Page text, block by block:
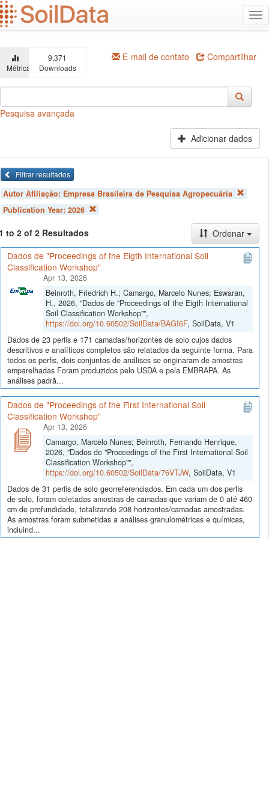
Ir
para
o
principal
Métricas
9,371
Downloads
E-mail de contato Compartilhar
Pesquisa avançada
Adicionar dados
Filtrar resultados
Autor Afiliação: Empresa Brasileira de Pesquisa Agropecuária
Publication Year: 2026
to 2 of 2 Resultados
Ordenar
Dados de "Proceedings of the Eigth International Soil
Classification Workshop"
Apr 13, 2026
Beinroth, Friedrich H.; Camargo, Marcelo Nunes; Eswaran,
H., 2026, "Dados de "Proceedings of the Eigth International
Soil Classification Workshop"",
https://doi.org/10.60502/SoilData/BAGI6F, SoilData, V1
Dados de 23 perfis e 171 camadas/horizontes de solo cujos dados
descritivos e analíticos completos são relatados da seguinte forma. Para
todos os perfis, dois conjuntos de análises se originaram de amostras
emparelhadas Foram produzidos pelo USDA e pela EMBRAPA. As
análises padrã...
Dados de "Proceedings of the First International Soil
Classification Workshop"
Apr 13, 2026
Camargo, Marcelo Nunes; Beinroth, Fernando Henrique,
2026, "Dados de "Proceedings of the First International Soil
Classification Workshop"",
https://doi.org/10.60502/SoilData/76VTJW, SoilData, V1
Dados de 31 perfis de solo georreferenciados. Em cada um dos perfis
de solo, foram coletadas amostras de camadas que variam de 0 até 460
cm de profundidade, totalizando 208 horizontes/camadas amostradas.
As amostras foram submetidas a análises granulométricas e químicas,
incluind...